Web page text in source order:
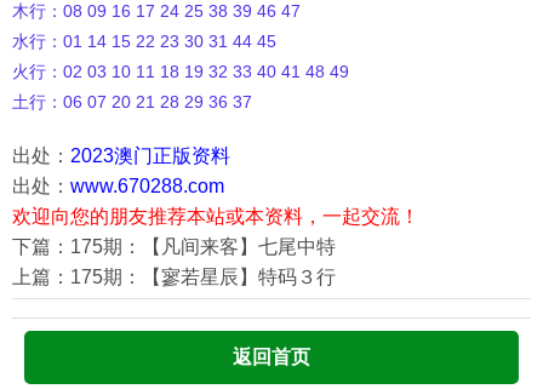
木行：08 09 16 17 24 25 38 39 46 47
水行：01 14 15 22 23 30 31 44 45
火行：02 03 10 11 18 19 32 33 40 41 48 49
土行：06 07 20 21 28 29 36 37
出处： 2023澳门正版资料
出处： www.670288.com
欢迎向您的朋友推荐本站或本资料，一起交流！
下篇：175期：【凡间来客】七尾中特
上篇：175期：【寥若星辰】特码３行
返回首页